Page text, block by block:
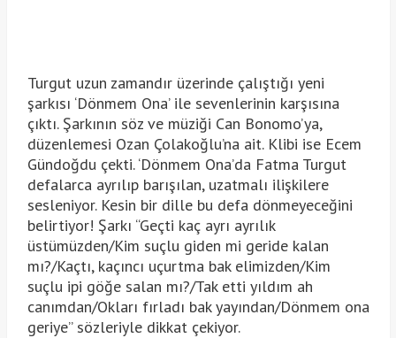
Turgut uzun zamandır üzerinde çalıştığı yeni
şarkısı ‘Dönmem Ona’ ile sevenlerinin karşısına
çıktı. Şarkının söz ve müziği Can Bonomo’ya,
düzenlemesi Ozan Çolakoğlu’na ait. Klibi ise Ecem
Gündoğdu çekti. ‘Dönmem Ona’da Fatma Turgut
defalarca ayrılıp barışılan, uzatmalı ilişkilere
sesleniyor. Kesin bir dille bu defa dönmeyeceğini
belirtiyor! Şarkı “Geçti kaç ayrı ayrılık
üstümüzden/Kim suçlu giden mi geride kalan
mı?/Kaçtı, kaçıncı uçurtma bak elimizden/Kim
suçlu ipi göğe salan mı?/Tak etti yıldım ah
canımdan/Okları fırladı bak yayından/Dönmem ona
geriye” sözleriyle dikkat çekiyor.